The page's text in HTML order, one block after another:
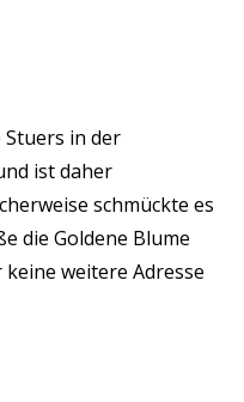
Stuers in der
ist daher
schmückte es
die Goldene Blume
weitere Adresse